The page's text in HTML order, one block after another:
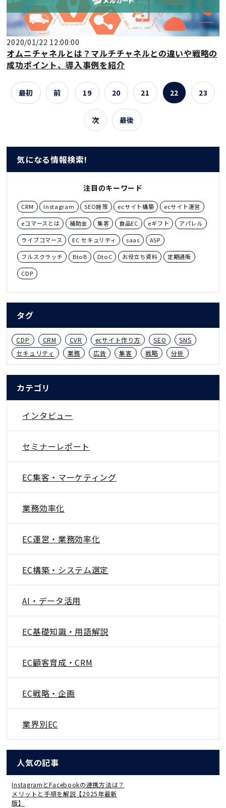
2020/01/22 12:00:00
オムニチャネルとは？マルチチャネルとの違いや戦略の
成功ポイント、導入事例を紹介
最初 前 19 20 21 22 23
次 最後
気になる情報検索!
注目のキーワード
CRM Instagram SEO施策 ecサイト構築 ecサイト運営
eコマースとは 補助金 集客 食品EC eギフト アパレル
ライブコマース EC セキュリティ saas ASP
フルスクラッチ BtoB DtoC お役立ち資料 定期通販
CDP
タグ
CDP CRM CVR ecサイト作り方 SEO
SNS
セキュリティ
業務 広告 集客 戦略 分析
カテゴリ
インタビュー
セミナーレポート
EC集客・マーケティング
業務効率化
EC運営・業務効率化
EC構築・システム選定
AI・データ活用
EC基礎知識・用語解説
EC顧客育成・CRM
EC戦略・企画
業界別EC
人気の記事
InstagramとFacebookの連携方法は？
メリットと手順を解説【2025年最新
版】